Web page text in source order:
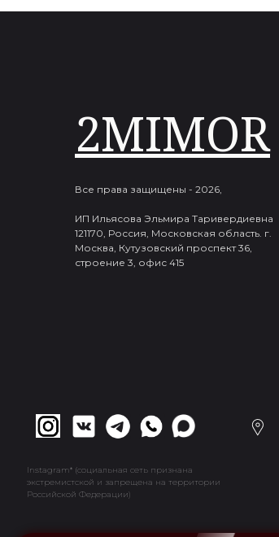
2MIMOR
Все права защищены - 2026,
ИП Ильясова Эльмира Таривердиевна
121170, Россия, Московская область. г.
Москва, Кутузовский проспект 36,
строение 3, офис 415
Instagram* (социальная сеть признана
экстремистской и запрещена на территории
Российской Федерации)